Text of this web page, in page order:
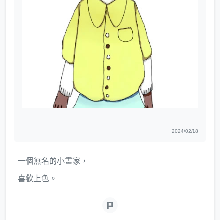
2024/02/18
一個無名的小畫家，
喜歡上色。